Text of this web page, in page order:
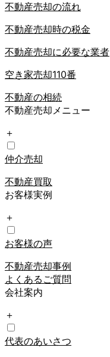
不動産売却の流れ
不動産売却時の税金
不動産売却に必要な業者
空き家売却110番
不動産の相続
不動産売却メニュー
＋
仲介売却
不動産買取
お客様実例
＋
お客様の声
不動産売却事例
よくあるご質問
会社案内
＋
代表のあいさつ